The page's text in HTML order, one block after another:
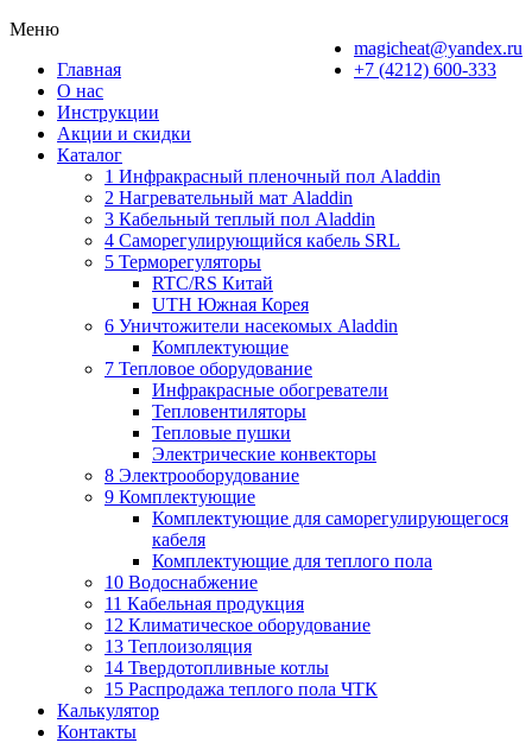
magicheat@yandex.ru
+7 (4212) 600-333
Меню
Главная
О нас
Инструкции
Акции и скидки
Каталог
1 Инфракрасный пленочный пол Aladdin
2 Нагревательный мат Aladdin
3 Кабельный теплый пол Aladdin
4 Саморегулирующийся кабель SRL
5 Терморегуляторы
RTC/RS Китай
UTH Южная Корея
6 Уничтожители насекомых Aladdin
Комплектующие
7 Тепловое оборудование
Инфракрасные обогреватели
Тепловентиляторы
Тепловые пушки
Электрические конвекторы
8 Электрооборудование
9 Комплектующие
Комплектующие для саморегулирующегося
кабеля
Комплектующие для теплого пола
10 Водоснабжение
11 Кабельная продукция
12 Климатическое оборудование
13 Теплоизоляция
14 Твердотопливные котлы
15 Распродажа теплого пола ЧТК
Калькулятор
Контакты